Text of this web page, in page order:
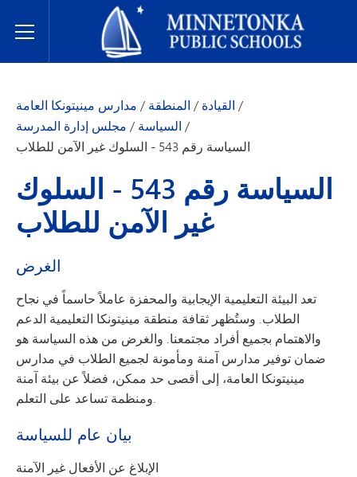
Toggle Menu
مدارس مينيتونكا العامة
مدارس مينيتونكا العامة / المنطقة / القيادة /
مجلس إدارة المدرسة / السياسة /
السياسة رقم 543 - السلوك غير الآمن للطلاب
السياسة رقم 543 - السلوك
غير الآمن للطلاب
الغرض
تعد البيئة التعليمية الإيجابية والمحفزة عاملاً حاسماً في نجاح
الطلاب. وستُظهر ثقافة منطقة مينيتونكا التعليمية الدعم
والاهتمام بجميع أفراد مجتمعنا. والغرض من هذه السياسة هو
ضمان توفير مدارس آمنة ومأمونة لجميع الطلاب في مدارس
مينيتونكا العامة، إلى أقصى حد ممكن، فضلاً عن بيئة آمنة
ومنظمة تساعد على التعلم.
بيان عام للسياسة
الإبلاغ عن الأفعال غير الآمنة